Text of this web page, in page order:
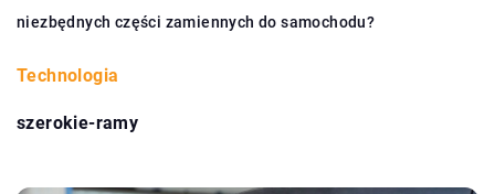
niezbędnych części zamiennych do samochodu?
Technologia
szerokie-ramy